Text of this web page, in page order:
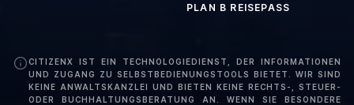
PLAN B REISEPASS
CITIZENX IST EIN TECHNOLOGIEDIENST, DER INFORMATIONEN
UND ZUGANG ZU SELBSTBEDIENUNGSTOOLS BIETET. WIR SIND
KEINE ANWALTSKANZLEI UND BIETEN KEINE RECHTS-, STEUER-
ODER BUCHHALTUNGSBERATUNG AN. WENN SIE BESONDERE